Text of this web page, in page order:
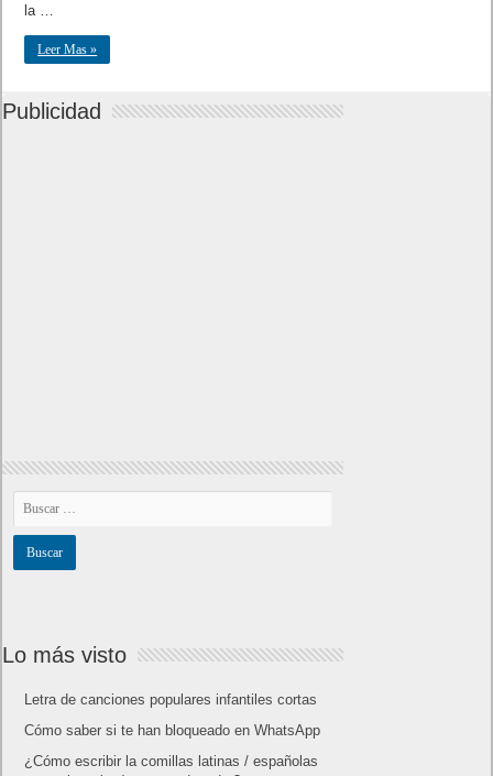
la …
Leer Mas »
Publicidad
Lo más visto
Letra de canciones populares infantiles cortas
Cómo saber si te han bloqueado en WhatsApp
¿Cómo escribir la comillas latinas / españolas